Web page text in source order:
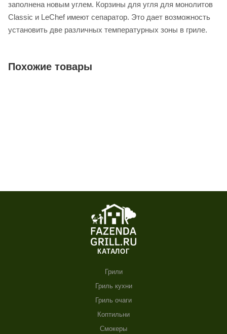
заполнена новым углем. Корзины для угля для монолитов
Classic и LeChef имеют сепаратор. Это дает возможность
установить две различных температурных зоны в гриле.
Похожие товары
КАТАЛОГ
Грили
Гриль кухни
Гриль очаги
Коптильни
Смокеры